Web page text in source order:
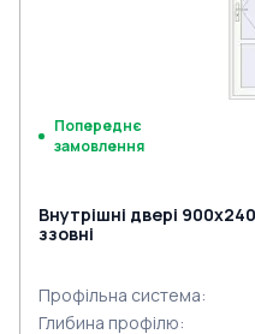
Попереднє
замовлення
Внутрішні двері
ззовні
Профільна система:
Глибина профілю: